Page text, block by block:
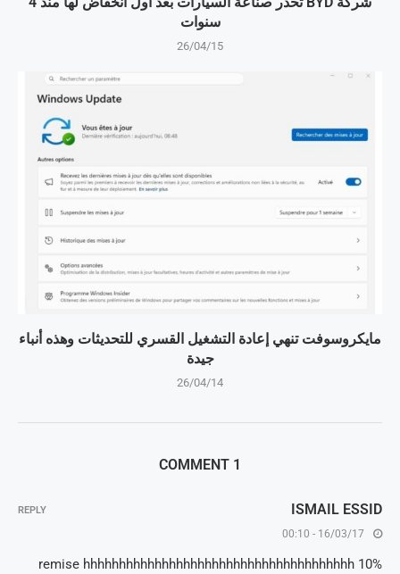
سنوات
26/04/15
مايكروسوفت تنهي إعادة التشغيل القسري للتحديثات وهذه أنباء
جيدة
26/04/14
1 COMMENT
ISMAIL ESSID
16/03/17 - 00:10
10% remise hhhhhhhhhhhhhhhhhhhhhhhhhhhhhhhhhhhhhh
REPLY